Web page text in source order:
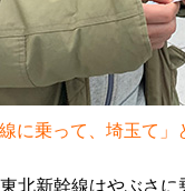
に乗って、埼玉て」
北新幹線はやぶさ